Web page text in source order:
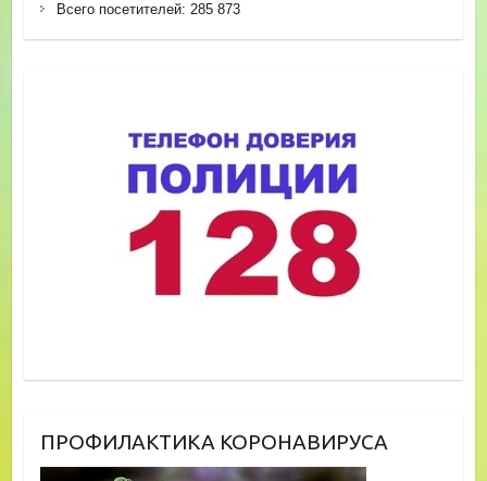
Всего посетителей: 285 873
ПРОФИЛАКТИКА КОРОНАВИРУСА